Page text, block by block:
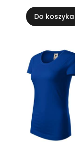
Do koszyka